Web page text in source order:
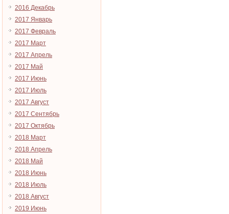
2016 Декабрь
2017 Январь
2017 Февраль
2017 Март
2017 Апрель
2017 Май
2017 Июнь
2017 Июль
2017 Август
2017 Сентябрь
2017 Октябрь
2018 Март
2018 Апрель
2018 Май
2018 Июнь
2018 Июль
2018 Август
2019 Июнь